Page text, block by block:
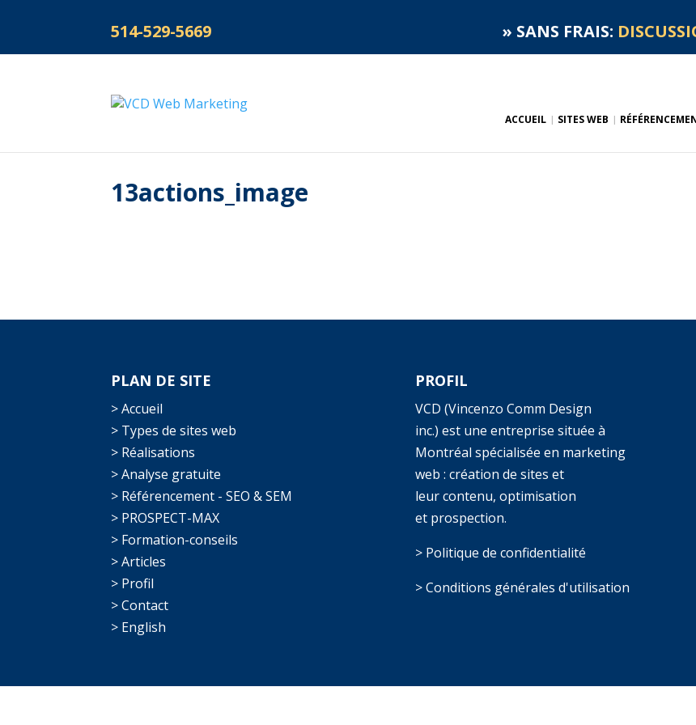
514-529-5669 » SANS FRAIS:
ACCUEIL SITES WEB
13actions_image
PLAN DE SITE
> Accueil
> Types de sites web
> Réalisations
> Analyse gratuite
> Référencement - SEO & SEM
> PROSPECT-MAX
> Formation-conseils
> Articles
> Profil
> Contact
> English
PROFIL
VCD (Vincenzo Comm Design
inc.) est une entreprise située à
Montréal spécialisée en marketing
web : création de sites et
leur contenu, optimisation
et prospection.
> Politique de confidentialité
> Conditions générales d'utilisation